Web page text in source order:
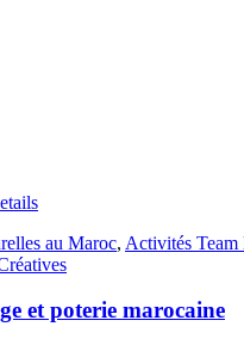
au Maroc, Activités
et poterie marocaine